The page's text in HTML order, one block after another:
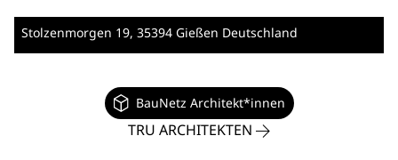
Stolzenmorgen 19, 35394 Gießen Deutschland
BauNetz Architekt*innen
TRU ARCHITEKTEN